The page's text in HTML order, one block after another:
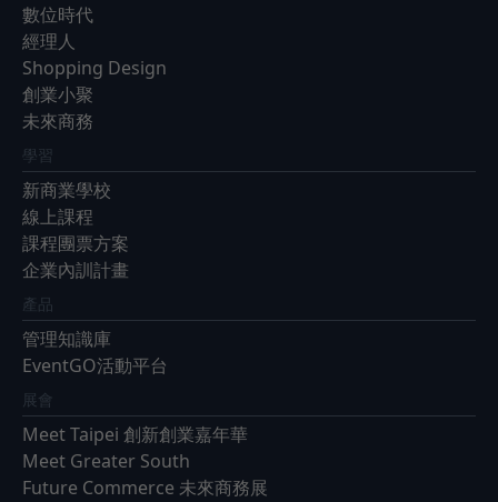
數位時代
經理人
Shopping Design
創業小聚
未來商務
學習
新商業學校
線上課程
課程團票方案
企業內訓計畫
產品
管理知識庫
EventGO活動平台
展會
Meet Taipei 創新創業嘉年華
Meet Greater South
Future Commerce 未來商務展